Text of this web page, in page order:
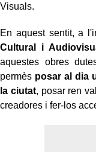
Visuals.
En aquest sentit, a
Cultural i
aquestes obres
permès posar al dia
la ciutat, posar ren
creadores i fer-los